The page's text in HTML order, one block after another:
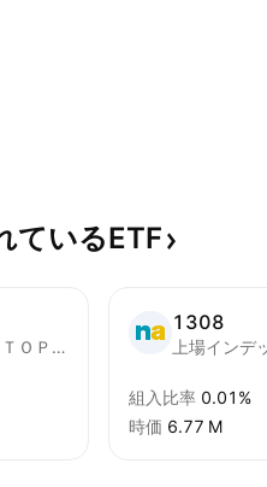
ているETF
ＮＥＸＴ ＦＵＮＤＳ ＴＯＰＩＸ連動型上場投信
1308
組入比率 0.01%
時価 ‪6.77 M‬